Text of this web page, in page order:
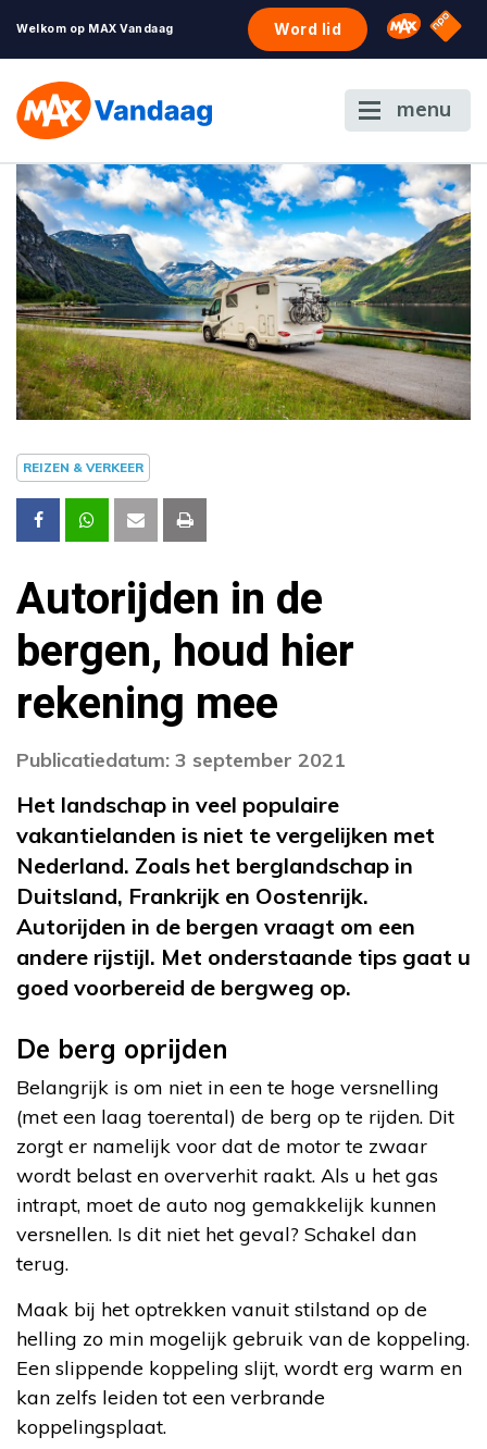
Welkom op MAX Vandaag Word lid Omroep
NPO
menu
REIZEN & VERKEER
Autorijden in de
bergen, houd hier
rekening mee
Publicatiedatum: 3 september 2021
Het landschap in veel populaire
vakantielanden is niet te vergelijken met
Nederland. Zoals het berglandschap in
Duitsland, Frankrijk en Oostenrijk.
Autorijden in de bergen vraagt om een
andere rijstijl. Met onderstaande tips gaat u
goed voorbereid de bergweg op.
De berg oprijden
Belangrijk is om niet in een te hoge versnelling
(met een laag toerental) de berg op te rijden. Dit
zorgt er namelijk voor dat de motor te zwaar
wordt belast en oververhit raakt. Als u het gas
intrapt, moet de auto nog gemakkelijk kunnen
versnellen. Is dit niet het geval? Schakel dan
terug.
Maak bij het optrekken vanuit stilstand op de
helling zo min mogelijk gebruik van de koppeling.
Een slippende koppeling slijt, wordt erg warm en
kan zelfs leiden tot een verbrande
koppelingsplaat.